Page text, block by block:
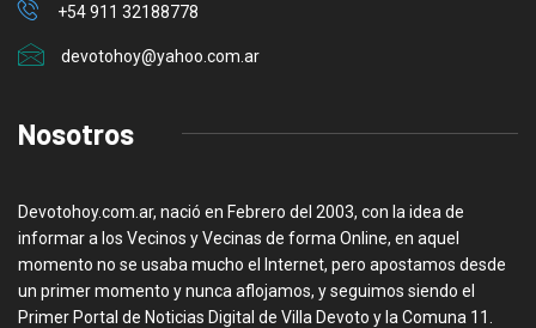
+54 911 32188778
devotohoy@yahoo.com.ar
Nosotros
Devotohoy.com.ar, nació en Febrero del 2003, con la idea de
informar a los Vecinos y Vecinas de forma Online, en aquel
momento no se usaba mucho el Internet, pero apostamos desde
un primer momento y nunca aflojamos, y seguimos siendo el
Primer Portal de Noticias Digital de Villa Devoto y la Comuna 11.